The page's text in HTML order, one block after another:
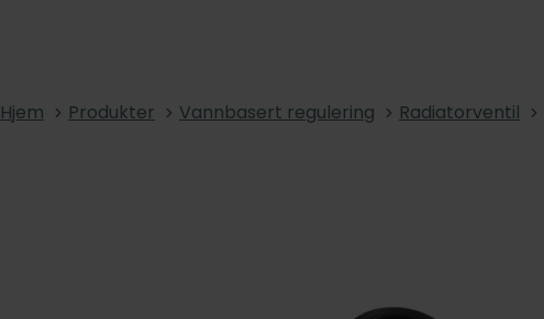
Hjem Produkter Vannbasert regulering Radiatorventil